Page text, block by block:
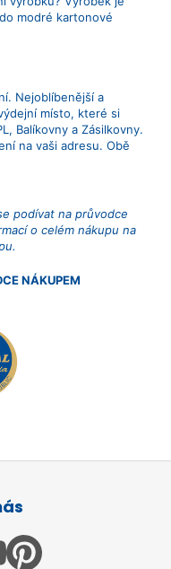
modré kartonové
Nejoblíbenější a
místo, které si
Balíkovny a Zásilkovny.
na vaši adresu. Obě
podívat na průvodce
o celém nákupu na
NÁKUPEM